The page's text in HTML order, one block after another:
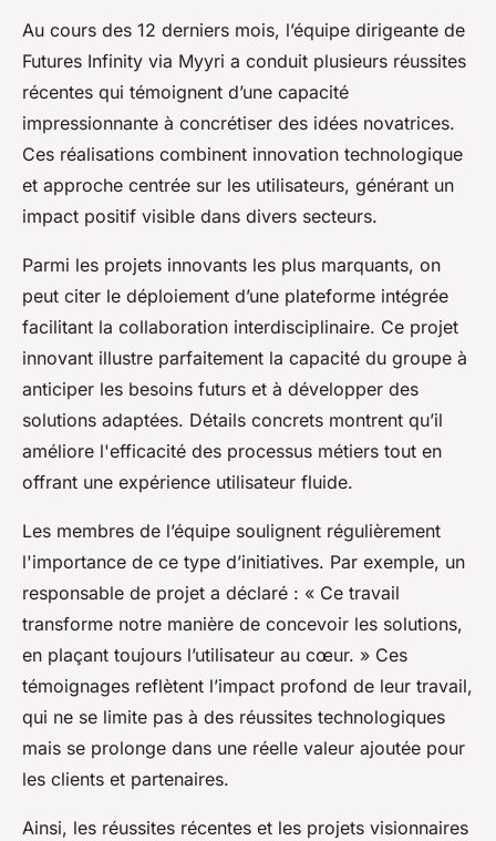
Au cours des 12 derniers mois, l’équipe dirigeante de
Futures Infinity via Myyri a conduit plusieurs réussites
récentes qui témoignent d’une capacité
impressionnante à concrétiser des idées novatrices.
Ces réalisations combinent innovation technologique
et approche centrée sur les utilisateurs, générant un
impact positif visible dans divers secteurs.
Parmi les projets innovants les plus marquants, on
peut citer le déploiement d’une plateforme intégrée
facilitant la collaboration interdisciplinaire. Ce projet
innovant illustre parfaitement la capacité du groupe à
anticiper les besoins futurs et à développer des
solutions adaptées. Détails concrets montrent qu’il
améliore l'efficacité des processus métiers tout en
offrant une expérience utilisateur fluide.
Les membres de l’équipe soulignent régulièrement
l'importance de ce type d’initiatives. Par exemple, un
responsable de projet a déclaré : « Ce travail
transforme notre manière de concevoir les solutions,
en plaçant toujours l’utilisateur au cœur. » Ces
témoignages reflètent l’impact profond de leur travail,
qui ne se limite pas à des réussites technologiques
mais se prolonge dans une réelle valeur ajoutée pour
les clients et partenaires.
Ainsi, les réussites récentes et les projets visionnaires